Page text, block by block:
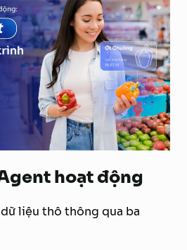
hoạt động
liệu thô thông qua ba